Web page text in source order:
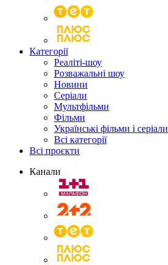
Категорії
Реаліті-шоу
Розважальні шоу
Новини
Серіали
Мультфільми
Фільми
Українські фільми і серіали
Всі категорії
Всі проєкти
Канали